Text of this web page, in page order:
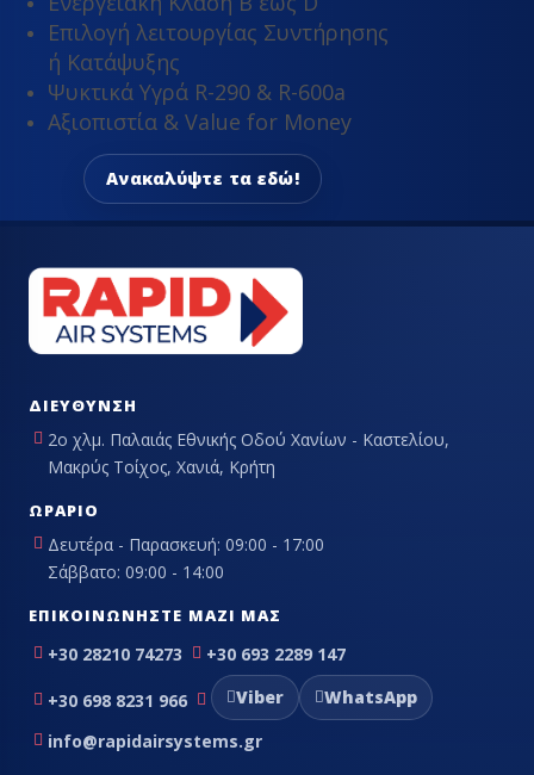
Επιλογή λειτουργίας Συντήρησης
ή Κατάψυξης
Ψυκτικά Υγρά R-290 & R-600a
Αξιοπιστία & Value for Money
Ανακαλύψτε τα εδώ!
ΔΙΕΎΘΥΝΣΗ
2ο χλμ. Παλαιάς Εθνικής Οδού Χανίων - Καστελίου,
Μακρύς Τοίχος, Χανιά, Κρήτη
ΩΡΆΡΙΟ
Δευτέρα - Παρασκευή: 09:00 - 17:00
Σάββατο: 09:00 - 14:00
ΕΠΙΚΟΙΝΩΝΉΣΤΕ ΜΑΖΊ ΜΑΣ
+30 28210 74273 +30 693 2289 147
+30 698 8231 966 Viber
WhatsApp
info@rapidairsystems.gr